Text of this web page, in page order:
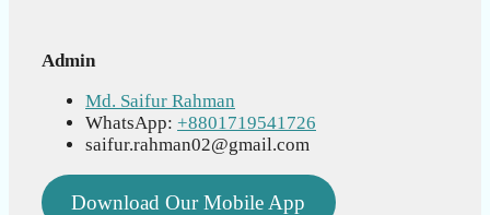
Admin
Md. Saifur Rahman
WhatsApp: +8801719541726
saifur.rahman02@gmail.com
Download Our Mobile App